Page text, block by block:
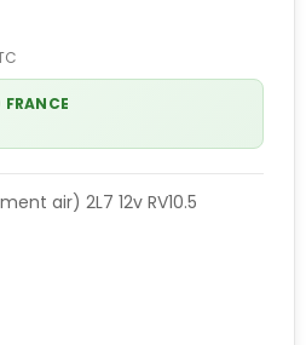
air) 2L7 12v RV10.5